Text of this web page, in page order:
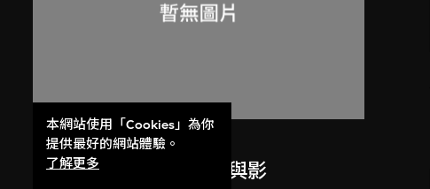
呂西安．埃爾韋
昌迪加爾高等法院的光與影
本網站使用「Cookies」為你
提供最好的網站體驗。
了解更多